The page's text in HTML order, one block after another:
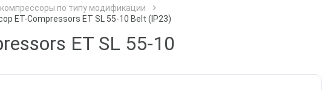
Пескоструйное оборудование
по типу модификации
ET-Compressors ET SL 55-10 Belt (IP23)
ET SL 55-10